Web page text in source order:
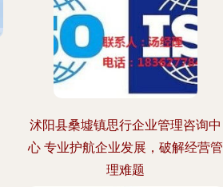
沭阳县桑墟镇思行企业管理咨询中
心 专业护航企业发展，破解经营管
理难题